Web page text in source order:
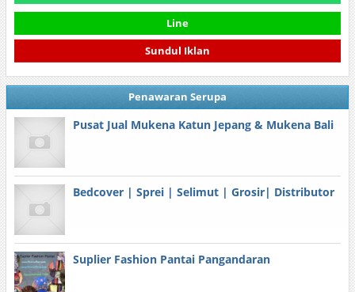
Line
Sundul Iklan
Penawaran Serupa
Pusat Jual Mukena Katun Jepang & Mukena Bali
Bedcover | Sprei | Selimut | Grosir| Distributor
Suplier Fashion Pantai Pangandaran